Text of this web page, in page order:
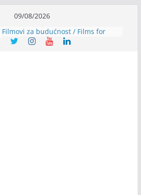
09/08/2026
Filmovi za budućnost / Films for
Future